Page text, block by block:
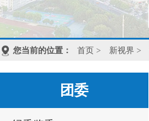
您当前的位置： 首页 > 新视界 >
团委